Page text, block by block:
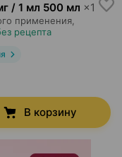
/ 1 мл 500 мл ×1
применения,
рецепта
В корзину